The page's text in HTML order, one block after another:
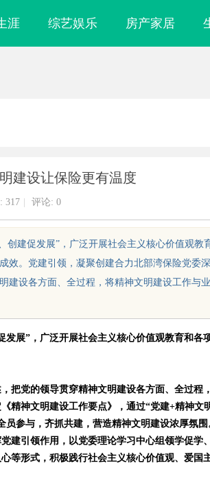
涯 综艺娱乐 房产家居
建设让保险更有温度
317 评论: 0
创建促发展”，广泛开展社会主义核心价值观教
效。党建引领，凝聚创建合力北部湾保险党委
建设各方面、全过程，将精神文明建设工作与
展”，广泛开展社会主义核心价值观教育和各
党的领导贯穿精神文明建设各方面、全过程
精神文明建设工作要点》，通过“党建+精神文
参与，齐抓共建，营造精神文明建设浓厚氛
建引领作用，以党委理论学习中心组领学促学
等形式，积极践行社会主义核心价值观、爱国